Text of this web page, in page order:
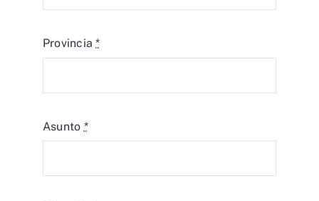
Provincia*
Asunto *